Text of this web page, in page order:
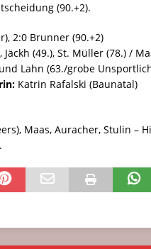
(90.+2).
2:0 Brunner (90.+2)
Jäckh (49.), St. Müller (78.) /
Lahn (63./grobe
Katrin Rafalski (Baunatal)
Maas, Auracher, Stulin –